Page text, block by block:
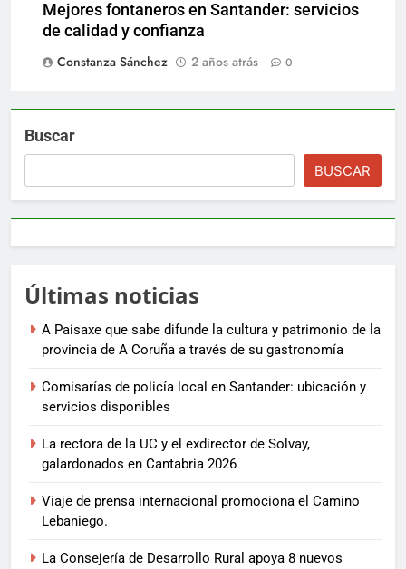
Mejores fontaneros en Santander: servicios
de calidad y confianza
Constanza Sánchez
2 años atrás 0
Buscar
BUSCAR
Últimas noticias
A Paisaxe que sabe difunde la cultura y patrimonio de la
provincia de A Coruña a través de su gastronomía
Comisarías de policía local en Santander: ubicación y
servicios disponibles
La rectora de la UC y el exdirector de Solvay,
galardonados en Cantabria 2026
Viaje de prensa internacional promociona el Camino
Lebaniego.
La Consejería de Desarrollo Rural apoya 8 nuevos